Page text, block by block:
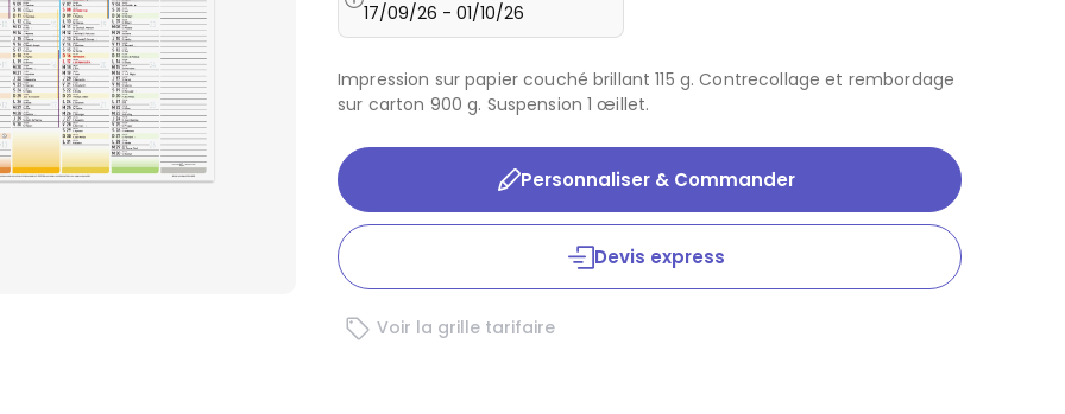
de santé
17/09/26 - 01/10/26
Impression sur papier couché brillant 115 g. Contrecollage et rembordage
sur carton 900 g. Suspension 1 œillet.
Personnaliser & Commander
Devis express
Voir la grille tarifaire